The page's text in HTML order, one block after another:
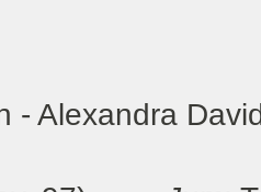
- Alexandra